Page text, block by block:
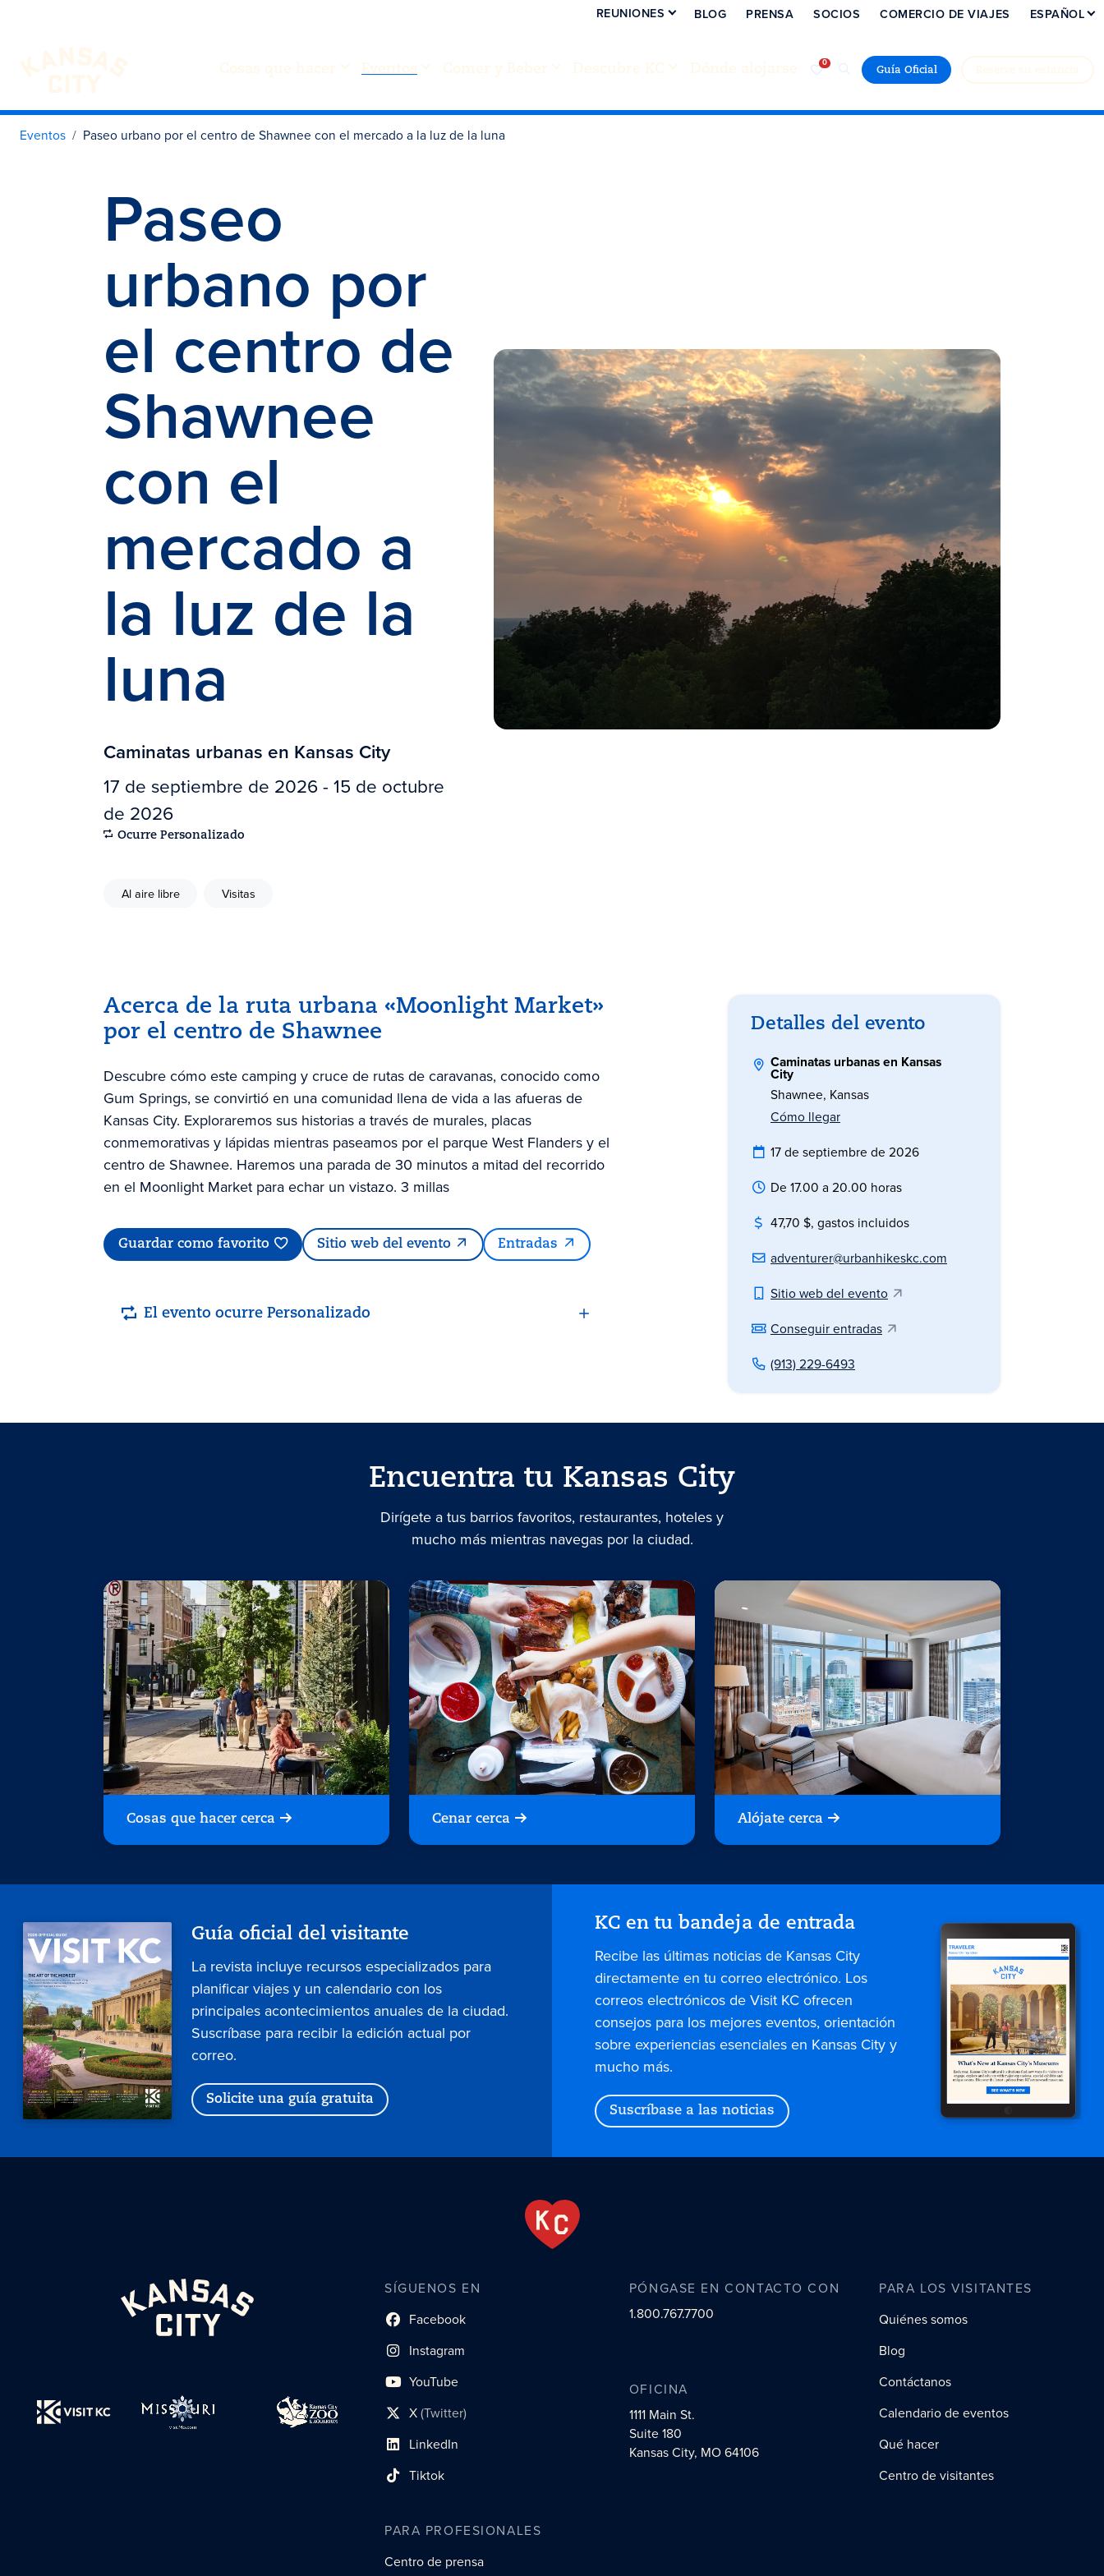
Visita KC
Guía Oficial
REUNIONES BLOG PRENSA SOCIOS COMERCIO DE VIAJES ESPAÑOL
Eventos Paseo urbano por el centro de Shawnee con el mercado a la luz de la luna
Paseo
urbano por
el centro de
Shawnee
con el
mercado a
la luz de la
luna
Caminatas urbanas en Kansas City
17 de septiembre de 2026 - 15 de octubre
de 2026
Ocurre Personalizado
Al aire libre Visitas
Acerca de la ruta urbana «Moonlight Market»
por el centro de Shawnee
Descubre cómo este camping y cruce de rutas de caravanas, conocido como
Gum Springs, se convirtió en una comunidad llena de vida a las afueras de
Kansas City. Exploraremos sus historias a través de murales, placas
conmemorativas y lápidas mientras paseamos por el parque West Flanders y el
centro de Shawnee. Haremos una parada de 30 minutos a mitad del recorrido
en el Moonlight Market para echar un vistazo. 3 millas
Guardar como favorito Sitio web del evento Entradas
El evento ocurre Personalizado
Detalles del evento
Caminatas urbanas en Kansas
City
Shawnee, Kansas
Cómo llegar
17 de septiembre de 2026
De 17.00 a 20.00 horas
47,70 $, gastos incluidos
adventurer@urbanhikeskc.com
Sitio web del evento
Conseguir entradas
(913) 229-6493
Encuentra tu Kansas City
Dirígete a tus barrios favoritos, restaurantes, hoteles y
mucho más mientras navegas por la ciudad.
Cosas que hacer cerca Cenar cerca Alójate cerca
Guía oficial del visitante
La revista incluye recursos especializados para
planificar viajes y un calendario con los
principales acontecimientos anuales de la ciudad.
Suscríbase para recibir la edición actual por
correo.
Solicite una guía gratuita
KC en tu bandeja de entrada
Recibe las últimas noticias de Kansas City
directamente en tu correo electrónico. Los
correos electrónicos de Visit KC ofrecen
consejos para los mejores eventos, orientación
sobre experiencias esenciales en Kansas City y
mucho más.
Suscríbase a las noticias
SÍGUENOS EN
Facebook
enlace al perfil social
Instagram
enlace de perfil social
YouTube
enlace de perfil social
X(Twitter)
enlace al perfil social
LinkedIn
enlace al perfil social
Tiktok
enlace al perfil social
PÓNGASE EN CONTACTO CON
1.800.767.7700
OFICINA
1111 Main St.
Suite 180
Kansas City, MO 64106
PARA LOS VISITANTES
Quiénes somos
Blog
Contáctanos
Calendario de eventos
Qué hacer
Centro de visitantes
PARA PROFESIONALES
Centro de prensa